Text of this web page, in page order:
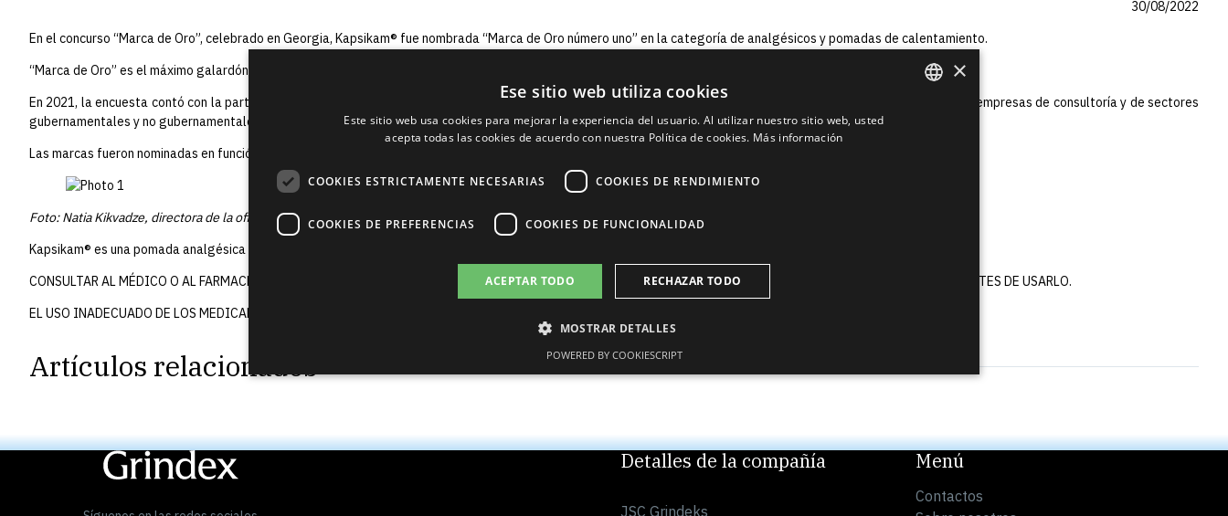
30/08/2022
En el concurso “Marca de Oro”, celebrado en Georgia, Kapsikam® fue nombrada “Marca de Oro número uno” en la categoría de analgésicos y pomadas de calentamiento.
“Marca de Oro” es el máximo galardón para proyectos empresariales en Georgia, cuyos ganadores son elegidos públicamente por expertos y consumidores.
En 2021, la encuesta contó con la participación de 100 expertos en economía, administradores de empresas y profesores universitarios, así como representantes de empresas de consultoría y de sectores
gubernamentales y no gubernamentales. El estudio entrevistó a 2.000 consumidores.
Las marcas fueron nominadas en función de su reconocimiento, calidad y proyectos de relaciones públicas y marketing.
Foto: Natia Kikvadze, directora de la oficina de representación de Grindeks en Georgia.
Kapsikam® es una pomada analgésica y calentadora para aliviar el dolor de los músculos y las articulaciones.
CONSULTAR AL MÉDICO O AL FARMACÉUTICO SOBRE EL USO DEL MEDICAMENTO. LEA LAS INSTRUCCIONES DEL MEDICAMENTO O LA INFORMACIÓN DEL ENVASE ANTES DE USARLO.
EL USO INADECUADO DE LOS MEDICAMENTOS ES PERJUDICIAL PARA LA SALUD
Artículos relacionados
Detalles de la compañía
JSC Grindeks
Menú
Contactos
×
Ese sitio web utiliza cookies
Este sitio web usa cookies para mejorar la experiencia del usuario. Al utilizar nuestro sitio web, usted
acepta todas las cookies de acuerdo con nuestra Política de cookies. Más información
COOKIES ESTRICTAMENTE NECESARIAS COOKIES DE RENDIMIENTO
COOKIES DE PREFERENCIAS COOKIES DE FUNCIONALIDAD
ACEPTAR TODO RECHAZAR TODO
MOSTRAR DETALLES
POWERED BY COOKIESCRIPT